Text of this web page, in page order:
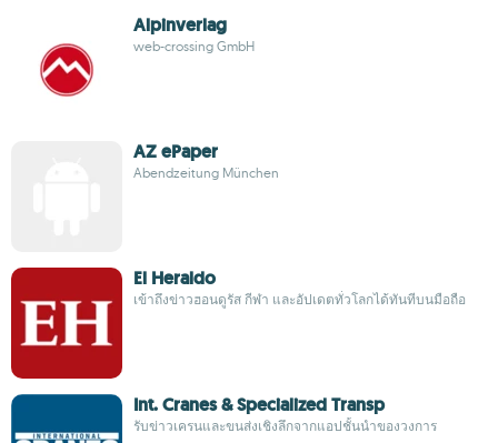
Alpinverlag
web-crossing GmbH
AZ ePaper
Abendzeitung München
El Heraldo
เข้าถึงข่าวฮอนดูรัส กีฬา และอัปเดตทั่วโลกได้ทันทีบนมือถือ
Int. Cranes & Specialized Transp
รับข่าวเครนและขนส่งเชิงลึกจากแอปชั้นนำของวงการ